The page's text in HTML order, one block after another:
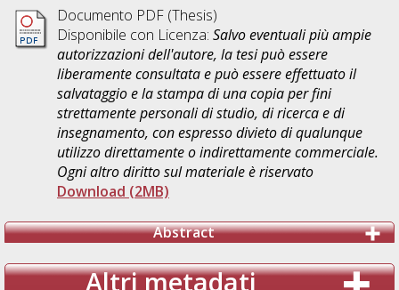
Documento PDF (Thesis)
Disponibile con Licenza: Salvo eventuali più ampie
autorizzazioni dell'autore, la tesi può essere
liberamente consultata e può essere effettuato il
salvataggio e la stampa di una copia per fini
strettamente personali di studio, di ricerca e di
insegnamento, con espresso divieto di qualunque
utilizzo direttamente o indirettamente commerciale.
Ogni altro diritto sul materiale è riservato
Download (2MB)
Abstract
Altri metadati